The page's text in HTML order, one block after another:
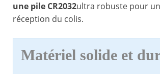
une pile CR2032ultra robuste pour
réception du colis.
Matériel solide et